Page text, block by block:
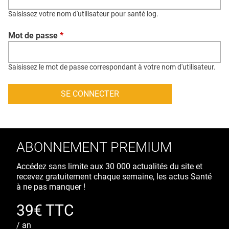
CONTACT
CRÉDITS
Saisissez votre nom d'utilisateur pour santé log.
Mot de passe *
Saisissez le mot de passe correspondant à votre nom d'utilisateur.
ABONNEMENT PREMIUM
Accédez sans limite aux 30 000 actualités du site et
recevez gratuitement chaque semaine, les actus Santé
à ne pas manquer !
39€ TTC
/ an